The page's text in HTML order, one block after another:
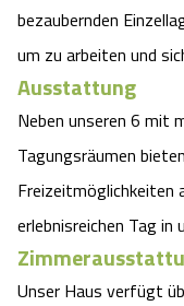
Ralf
bezaubernden
um zu arbeiten und
Ausstattung
Neben unseren 6 mit
Tagungsräumen
Freizeitmöglichkeiten
erlebnisreichen Tag in
Unser Haus verfügt